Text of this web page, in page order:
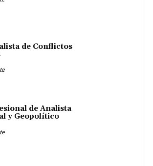
de Conflictos
de Analista
y Geopolítico